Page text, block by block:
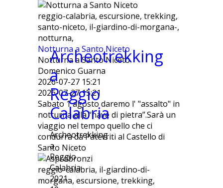
reggio-calabria, escursione, trekking,
santo-niceto, il-giardino-di-morgana-,
notturna,
Notturna a Santo Niceto
Notturna a Santo Niceto
Domenico Guarna
2026-07-27 15:21
2026-07-27 15:21
Sabato 1 agosto daremo l' "assalto" in
notturna alla “nave di pietra”.Sarà un
viaggio nel tempo quello che ci
condurrà da Paterriti al Castello di
Santo Niceto
reggio-calabria, il-giardino-di-
morgana, escursione, trekking,
Archeotrekking
a
Reggio
Calabria
Archeotrekking
a
Reggio
Calabria
2021-